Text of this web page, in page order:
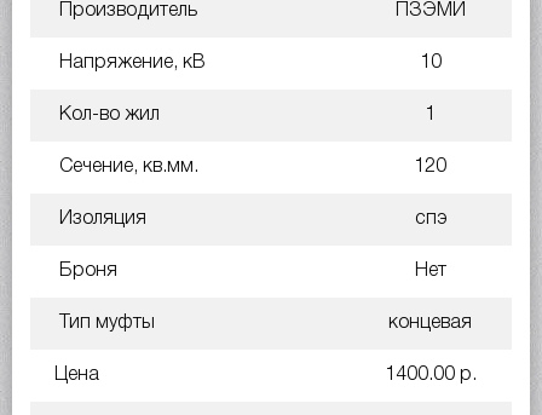
Производитель ПЗЭМИ
Напряжение, кВ 10
Кол-во жил 1
Сечение, кв.мм. 120
Изоляция спэ
Броня Нет
Тип муфты концевая
Цена 1400.00 р.